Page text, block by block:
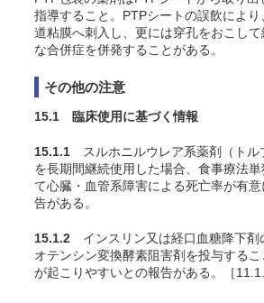
指導すること。PTPシートの誤飲によ
道粘膜へ刺入し、更には穿孔をおこし
な合併症を併発することがある。
その他の注意
15.1 臨床使用に基づく情報
15.1.1 スルホニルウレア系薬剤（トル
を長期間継続使用した場合、食事療法
て心臓・血管系障害による死亡率が有
告がある。
15.1.2 インスリン又は経口血糖降下剤
オテンシン変換酵素阻害剤を投与する
が起こりやすいとの報告がある。［